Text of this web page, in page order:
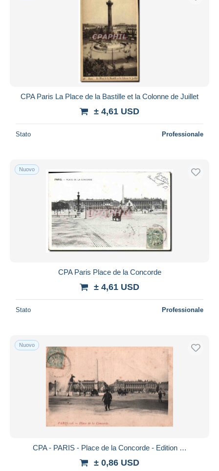
CPA Paris La Place de la Bastille et la Colonne de Juillet
± 4,61 USD
Stato Professionale
Nuovo
CPA Paris Place de la Concorde
± 4,61 USD
Stato Professionale
Nuovo
CPA - PARIS - Place de la Concorde - Edition …
± 0,86 USD